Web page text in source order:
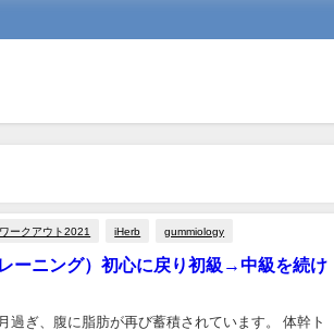
ークアウト2021 iHerb gummiology
ーニング）初心に戻り初級→中級を続け
過ぎ、腹に脂肪が再び蓄積されています。 体幹ト